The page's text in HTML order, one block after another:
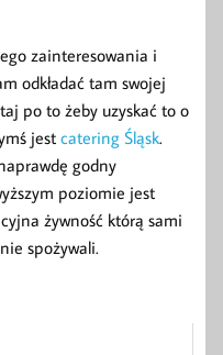
zainteresowania i
odkładać tam swojej
po to żeby uzyskać to o
jest catering Śląsk.
godny
poziomie jest
żywność którą sami
spożywali.